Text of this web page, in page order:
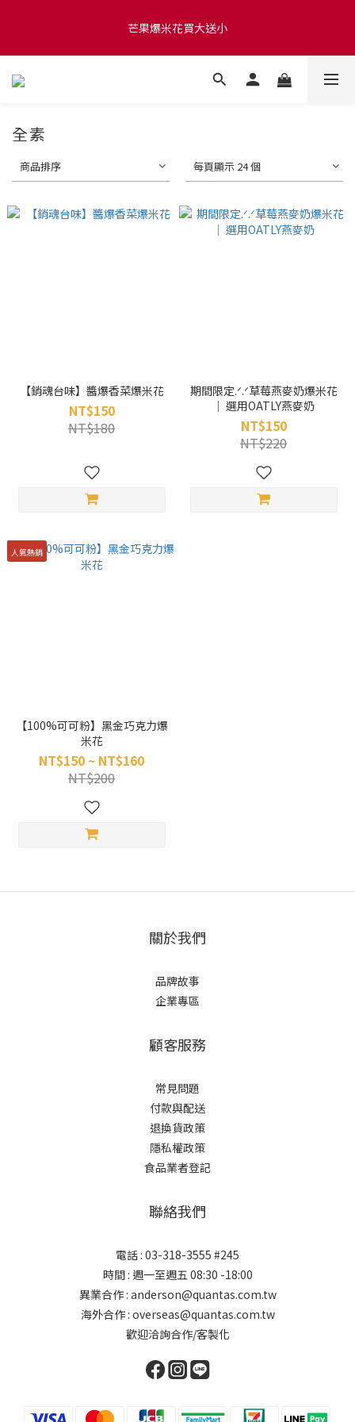
🍿 滿 $2000 贈品牌毛氈袋
芒果爆米花買大送小
滿 $1280 贈玫瑰鹽爆米花50g 🍿 滿 $1580 贈品牌咖啡掛耳包×10
全素
商品排序 每頁顯示 24 個
【銷魂台味】醬爆香菜爆米花
NT$150
NT$180
期間限定.ᐟ.ᐟ草莓燕麥奶爆米花
｜ 選用OATLY燕麥奶
NT$150
NT$220
人氣熱銷
【100%可可粉】黑金巧克力爆
米花
NT$150 ~ NT$160
NT$200
關於我們
品牌故事
企業專區
顧客服務
常見問題
付款與配送
退換貨政策
隱私權政策
食品業者登記
聯絡我們
電話 : 03-318-3555 #245
時間 : 週一至週五 08:30 -18:00
異業合作 : anderson@quantas.com.tw
海外合作 : overseas@quantas.com.tw
歡迎洽詢合作/客製化